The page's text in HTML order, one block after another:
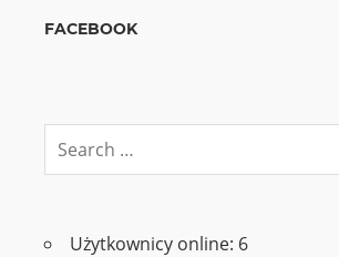
FACEBOOK
Użytkownicy online: 6